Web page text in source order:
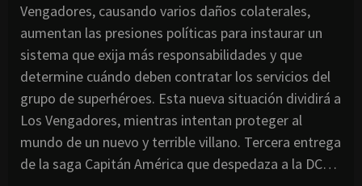
Vengadores, causando varios daños colaterales,
aumentan las presiones políticas para instaurar un
sistema que exija más responsabilidades y que
determine cuándo deben contratar los servicios del
grupo de superhéroes. Esta nueva situación dividirá a
Los Vengadores, mientras intentan proteger al
mundo de un nuevo y terrible villano. Tercera entrega
de la saga Capitán América que despedaza a la DC…